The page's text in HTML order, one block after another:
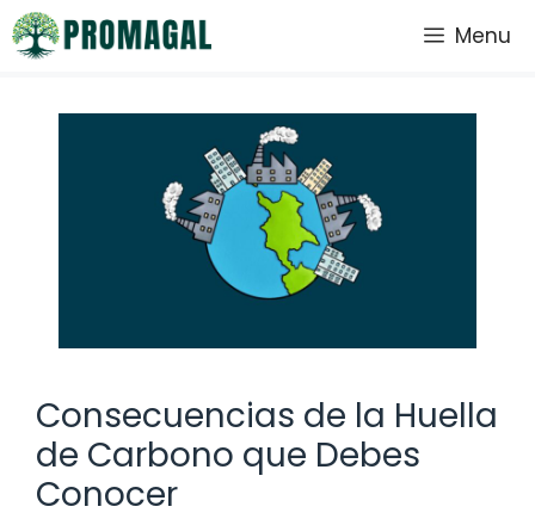
Saltar
al
Menu
Consecuencias de la Huella
de Carbono que Debes
Conocer